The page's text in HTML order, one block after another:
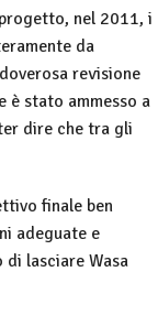
nel 2011, i
da
revisione
è stato ammesso a
dire che tra gli
finale ben
adeguate e
lasciare Wasa